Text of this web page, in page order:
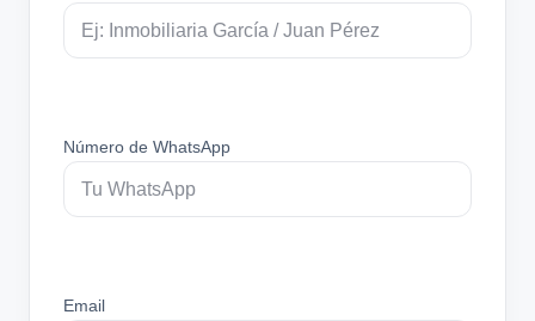
Número de WhatsApp
Email